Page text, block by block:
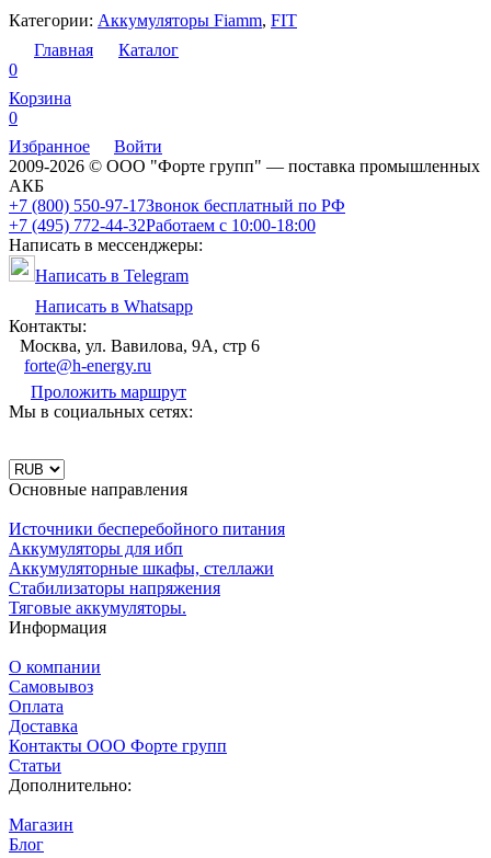
Категории: Аккумуляторы Fiamm, FIT
Главная
Каталог
0
Корзина
0
Избранное
Войти
2009-2026 © ООО "Форте групп" — поставка промышленных
АКБ
+7 (800) 550-97-17Звонок бесплатный по РФ
+7 (495) 772-44-32Работаем с 10:00-18:00
Написать в мессенджеры:
Написать в Telegram
Написать в Whatsapp
Контакты:
Москва, ул. Вавилова, 9А, стр 6
forte@h-energy.ru
Проложить маршрут
Мы в социальных сетях:
Основные направления
Источники бесперебойного питания
Аккумуляторы для ибп
Аккумуляторные шкафы, стеллажи
Стабилизаторы напряжения
Тяговые аккумуляторы.
Информация
О компании
Самовывоз
Оплата
Доставка
Контакты ООО Форте групп
Статьи
Дополнительно:
Магазин
Блог